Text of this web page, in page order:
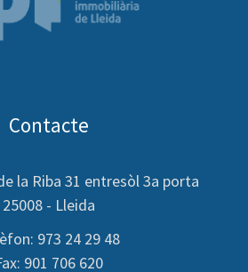
Contacte
la Riba 31 entresòl 3a porta
25008 - Lleida
973 24 29 48
901 706 620